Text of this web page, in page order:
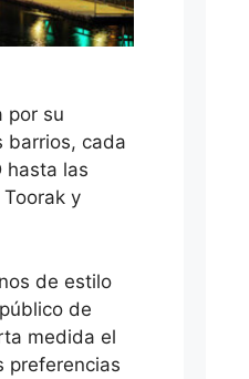
por su
barrios, cada
hasta las
y
de estilo
de
medida el
preferencias